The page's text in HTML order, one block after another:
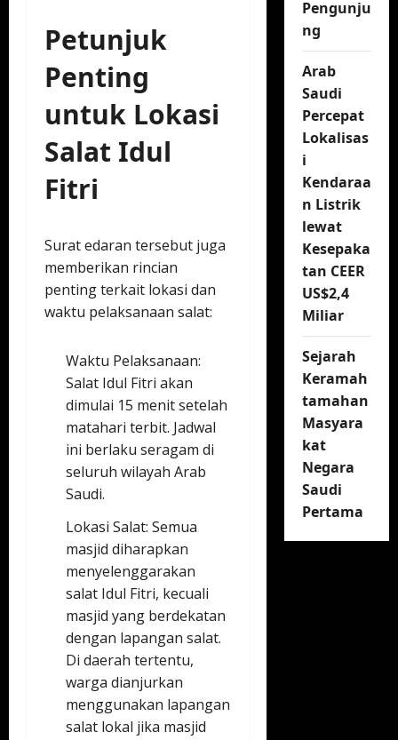
Petunjuk
Penting
untuk Lokasi
Salat Idul
Fitri
Surat edaran tersebut juga
memberikan rincian
penting terkait lokasi dan
waktu pelaksanaan salat:
Waktu Pelaksanaan:
Salat Idul Fitri akan
dimulai 15 menit setelah
matahari terbit. Jadwal
ini berlaku seragam di
seluruh wilayah Arab
Saudi.
Lokasi Salat: Semua
masjid diharapkan
menyelenggarakan
salat Idul Fitri, kecuali
masjid yang berdekatan
dengan lapangan salat.
Di daerah tertentu,
warga dianjurkan
menggunakan lapangan
salat lokal jika masjid
Pengunju
ng
Arab
Saudi
Percepat
Lokalisas
i
Kendaraa
n Listrik
lewat
Kesepaka
tan CEER
US$2,4
Miliar
Sejarah
Keramah
tamahan
Masyara
kat
Negara
Saudi
Pertama